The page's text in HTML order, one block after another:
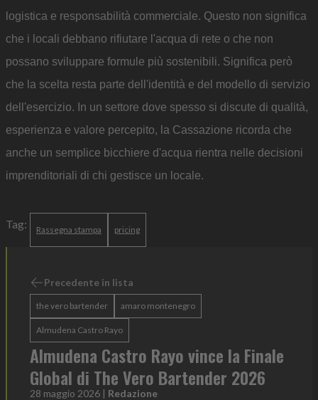
logistica e responsabilità commerciale. Questo non significa
che i locali debbano rifiutare l'acqua di rete o che non
possano sviluppare formule più sostenibili. Significa però
che la scelta resta parte dell'identità e del modello di servizio
dell'esercizio. In un settore dove spesso si discute di qualità,
esperienza e valore percepito, la Cassazione ricorda che
anche un semplice bicchiere d'acqua rientra nelle decisioni
imprenditoriali di chi gestisce un locale.
Tag: Rassegna stampa pricing
Precedente in lista
the vero bartender amaro montenegro
Almudena Castro Rayo
Almudena Castro Rayo vince la Finale
Global di The Vero Bartender 2026
28 maggio 2026 | Redazione